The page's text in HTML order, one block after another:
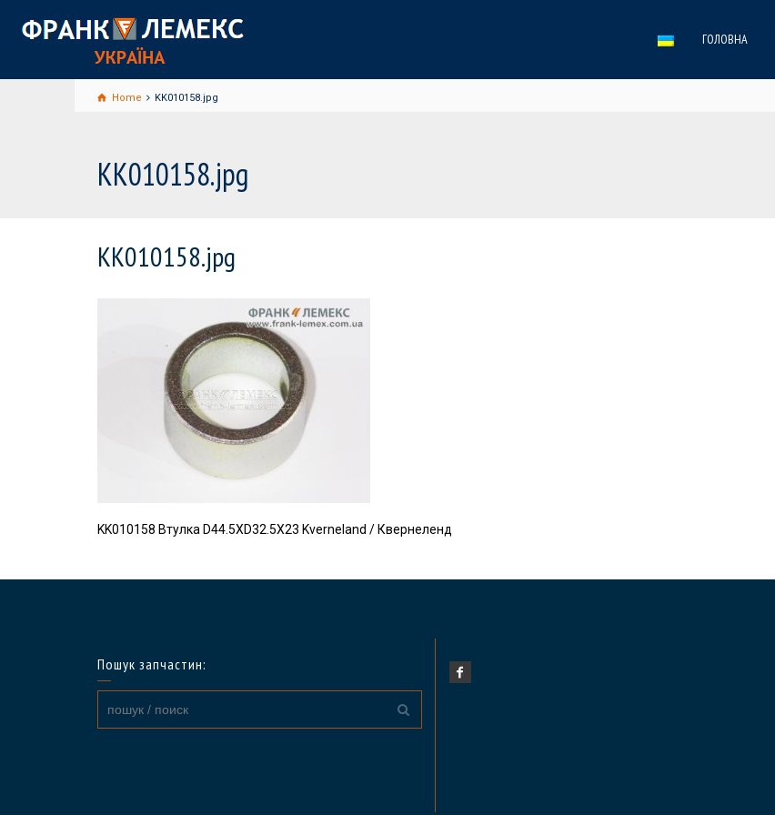
ГОЛОВНА
Home KK010158.jpg
KK010158.jpg
KK010158.jpg
KK010158 Втулка D44.5XD32.5X23 Kverneland / Квернеленд
Пошук запчастин: